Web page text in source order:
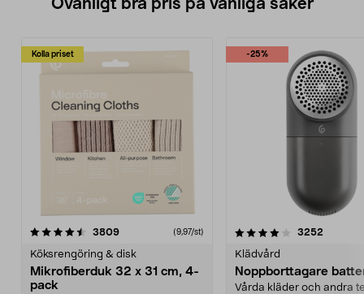
Ovanligt bra pris på vanliga saker
Kolla priset
3809recensioner (9,97/st)
Köksrengöring & disk
Mikrofiberduk 32 x 31 cm, 4-
pack
-25%
4.0av 5 stjärnor 3252
Klädvård
Noppborttagare
Vårda kläder och andra
4.5av 5 stjärnor